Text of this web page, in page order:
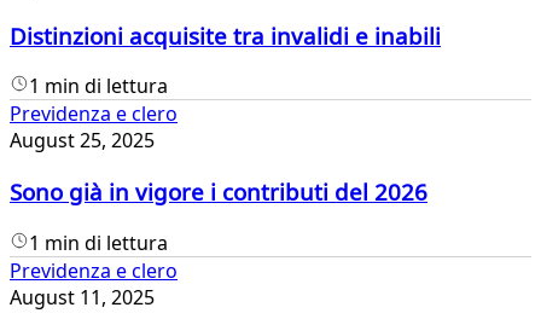
Distinzioni acquisite tra invalidi e inabili
1 min di lettura
Previdenza e clero
August 25, 2025
Sono già in vigore i contributi del 2026
1 min di lettura
Previdenza e clero
August 11, 2025